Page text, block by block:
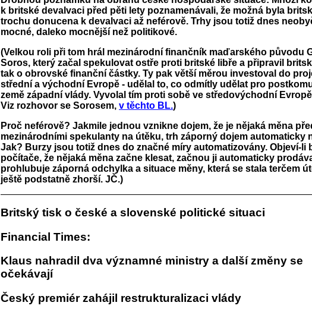
k britské devalvaci před pěti lety poznamenávali, že možná byla
trochu donucena k devalvaci až neférově. Trhy jsou totiž dnes
mocné, daleko mocnější než politikové.
(Velkou roli při tom hrál mezinárodní finančník maďarského původu
Soros, který začal spekulovat ostře proti britské libře a připravil
tak o obrovské finanční částky. Ty pak větší měrou investoval do
střední a východní Evropě - udělal to, co odmítly udělat pro
země západní vlády. Vyvolal tím proti sobě ve středovýchodní
Viz rozhovor se Sorosem, v těchto BL.)
Proč neférově? Jakmile jednou vznikne dojem, že je nějaká měna
mezinárodními spekulanty na útěku, trh záporný dojem automaticky
Jak? Burzy jsou totiž dnes do značné míry automatizovány. Objeví-li
počítače, že nějaká měna začne klesat, začnou ji automaticky
prohlubuje záporná odchylka a situace měny, která se stala terčem
ještě podstatně zhorší. JČ.)
Britský tisk o české a slovenské politické situaci
Financial Times:
Klaus nahradil dva významné ministry a další změny se
očekávají
Český premiér zahájil restrukturalizaci vlády